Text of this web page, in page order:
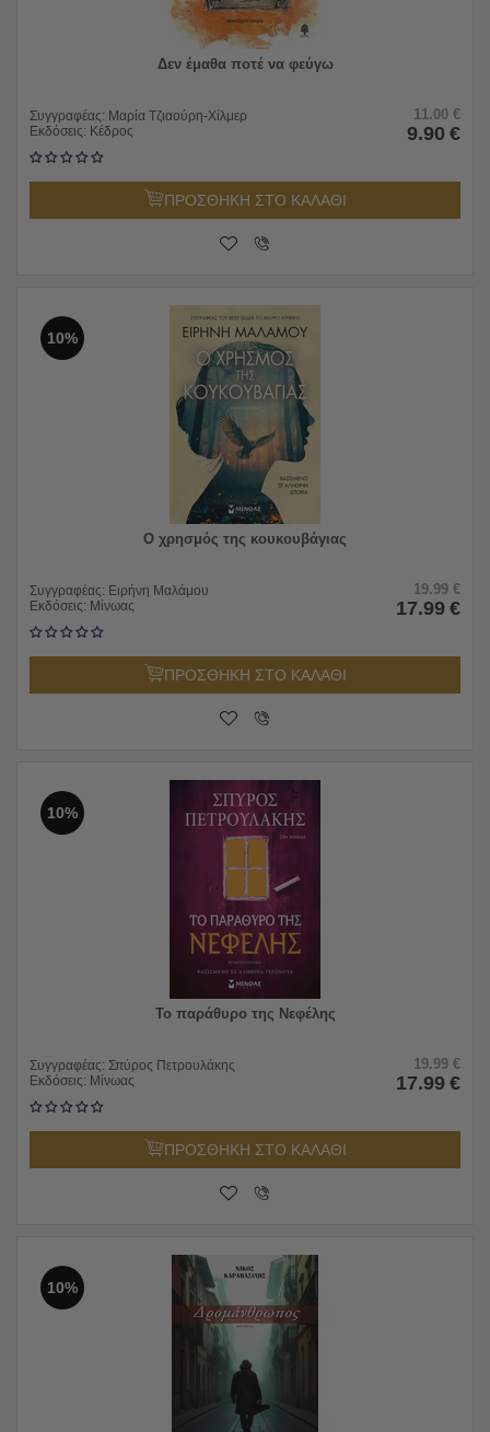
Δεν έμαθα ποτέ να φεύγω
Συγγραφέας: Μαρία Τζιαούρη-Χίλμερ
Εκδόσεις: Κέδρος
11.00 €
9.90 €
ΠΡΟΣΘΗΚΗ ΣΤΟ ΚΑΛΑΘΙ
10%
Ο χρησμός της κουκουβάγιας
Συγγραφέας: Ειρήνη Μαλάμου
Εκδόσεις: Μίνωας
19.99 €
17.99 €
ΠΡΟΣΘΗΚΗ ΣΤΟ ΚΑΛΑΘΙ
10%
Το παράθυρο της Νεφέλης
Συγγραφέας: Σπύρος Πετρουλάκης
Εκδόσεις: Μίνωας
19.99 €
17.99 €
ΠΡΟΣΘΗΚΗ ΣΤΟ ΚΑΛΑΘΙ
10%